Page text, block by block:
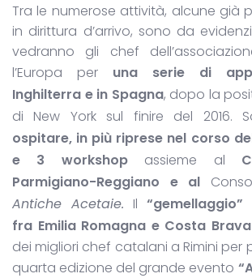
Tra le numerose attività, alcune già
in dirittura d’arrivo, sono da
vedranno gli chef
l’Europa per una serie di
Inghilterra e in Spagna, dopo la
di New York sul finire del 2016.
ospitare, in più riprese nel corso
e 3 workshopassieme al
Parmigiano-Reggiano e al
Antiche Acetaie. Il
fra Emilia Romagna e Costa Brava
dei migliori chef catalani a Rimini per
quarta edizione del grande evento